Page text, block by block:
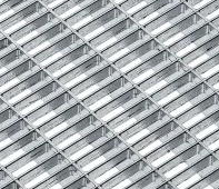
BROXOCLIP